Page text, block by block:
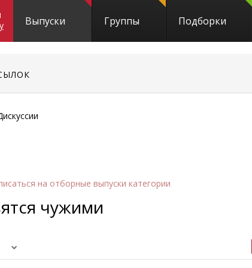
Выпуски Группы Подборки
на отборные выпуски категории
чужими